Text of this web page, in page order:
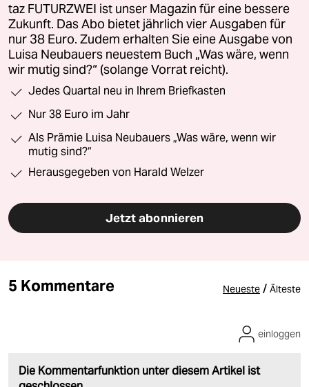
taz FUTURZWEI ist unser Magazin für eine bessere
Zukunft. Das Abo bietet jährlich vier Ausgaben für
nur 38 Euro. Zudem erhalten Sie eine Ausgabe von
Luisa Neubauers neuestem Buch „Was wäre, wenn
wir mutig sind?“ (solange Vorrat reicht).
Jedes Quartal neu in Ihrem Briefkasten
Nur 38 Euro im Jahr
Als Prämie Luisa Neubauers „Was wäre, wenn wir
mutig sind?“
Herausgegeben von Harald Welzer
Jetzt abonnieren
5 Kommentare Neueste / Älteste
Die Kommentarfunktion unter diesem Artikel ist
einloggen